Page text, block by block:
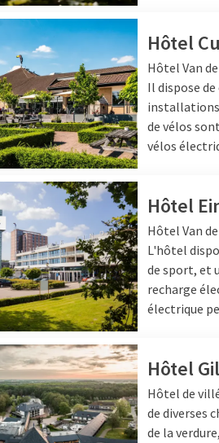
Week-end
Un week-end en Noord-
bourgondien dont la
dans l'un des nombreux
romantique, une sortie
parfait de détente et
idéalement situé, afin de
Van der Valk
Souhaitez-vous passer
Brabant est un excellent
convivial, où vous
offrent en outre des
dans la province, il y a
parfait pour qui veut
randonneurs et les
Consultez en bas de la
Hôtel
Hôtel Van
Il dispose
de vélos
vélos
Hôtel
Hôtel Van
L'hôtel
de sport, et
recharge
électrique
Hôtel
Hôtel de
de diverses
de la